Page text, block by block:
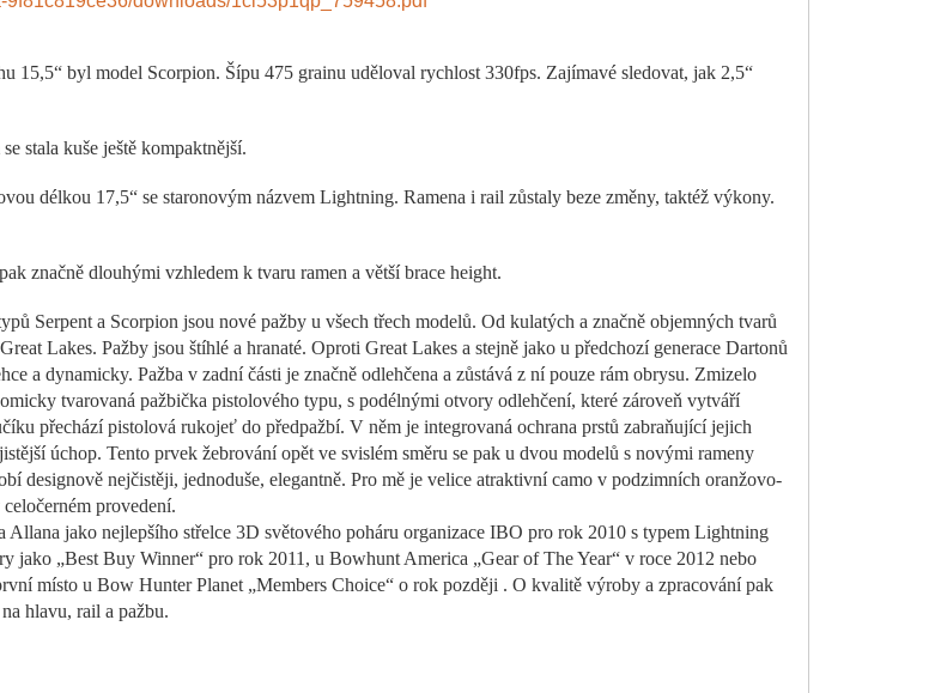
15,5“ byl model Scorpion. Šípu 475 grainu uděloval rychlost 330fps. Zajímavé sledovat, jak 2,5“
stala kuše ještě kompaktnější.
délkou 17,5“ se staronovým názvem Lightning. Ramena i rail zůstaly beze změny, taktéž výkony.
značně dlouhými vzhledem k tvaru ramen a větší brace height.
Serpent a Scorpion jsou nové pažby u všech třech modelů. Od kulatých a značně objemných tvarů
Lakes. Pažby jsou štíhlé a hranaté. Oproti Great Lakes a stejně jako u předchozí generace Dartonů
a dynamicky. Pažba v zadní části je značně odlehčena a zůstává z ní pouze rám obrysu. Zmizelo
tvarovaná pažbička pistolového typu, s podélnými otvory odlehčení, které zároveň vytváří
přechází pistolová rukojeť do předpažbí. V něm je integrovaná ochrana prstů zabraňující jejich
úchop. Tento prvek žebrování opět ve svislém směru se pak u dvou modelů s novými rameny
designově nejčistěji, jednoduše, elegantně. Pro mě je velice atraktivní camo v podzimních oranžovo-
provedení.
jako nejlepšího střelce 3D světového poháru organizace IBO pro rok 2010 s typem Lightning
jako „Best Buy Winner“ pro rok 2011, u Bowhunt America „Gear of The Year“ v roce 2012 nebo
místo u Bow Hunter Planet „Members Choice“ o rok později . O kvalitě výroby a zpracování pak
hlavu, rail a pažbu.